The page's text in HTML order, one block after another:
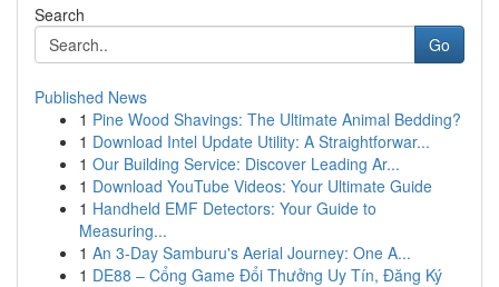
Search
Go
Published News
1 Pine Wood Shavings: The Ultimate Animal Bedding?
1 Download Intel Update Utility: A Straightforwar...
1 Our Building Service: Discover Leading Ar...
1 Download YouTube Videos: Your Ultimate Guide
1 Handheld EMF Detectors: Your Guide to
Measuring...
1 An 3-Day Samburu's Aerial Journey: One A...
1 DE88 – Cổng Game Đổi Thưởng Uy Tín, Đăng Ký